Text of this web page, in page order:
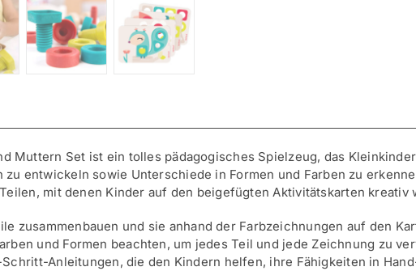
Muttern Set ist ein tolles pädagogisches Spielzeug, das
entwickeln sowie Unterschiede in Formen und Farben zu
mit denen Kinder auf den beigefügten Aktivitätskarten kreativ
zusammenbauen und sie anhand der Farbzeichnungen auf den
und Formen beachten, um jedes Teil und jede Zeichnung zu
Anleitungen, die den Kindern helfen, ihre Fähigkeiten in